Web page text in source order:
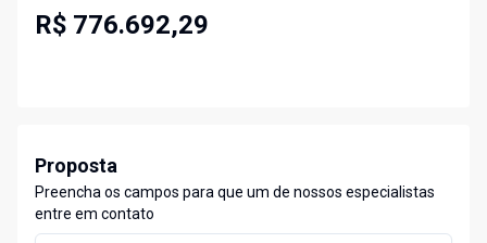
R$ 776.692,29
Proposta
Preencha os campos para que um de nossos especialistas
entre em contato